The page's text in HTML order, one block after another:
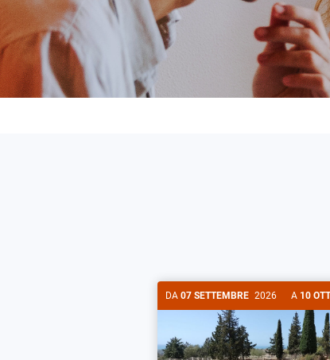
DA 07 SETTEMBRE 2026 A 10